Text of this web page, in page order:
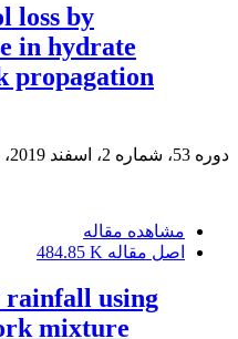
loss by
in hydrate
propagation
دوره 53، شماره 2، اسفند 2019، صفحه
مشاهده مقاله
اصل مقاله 484.85 K
using
mixture